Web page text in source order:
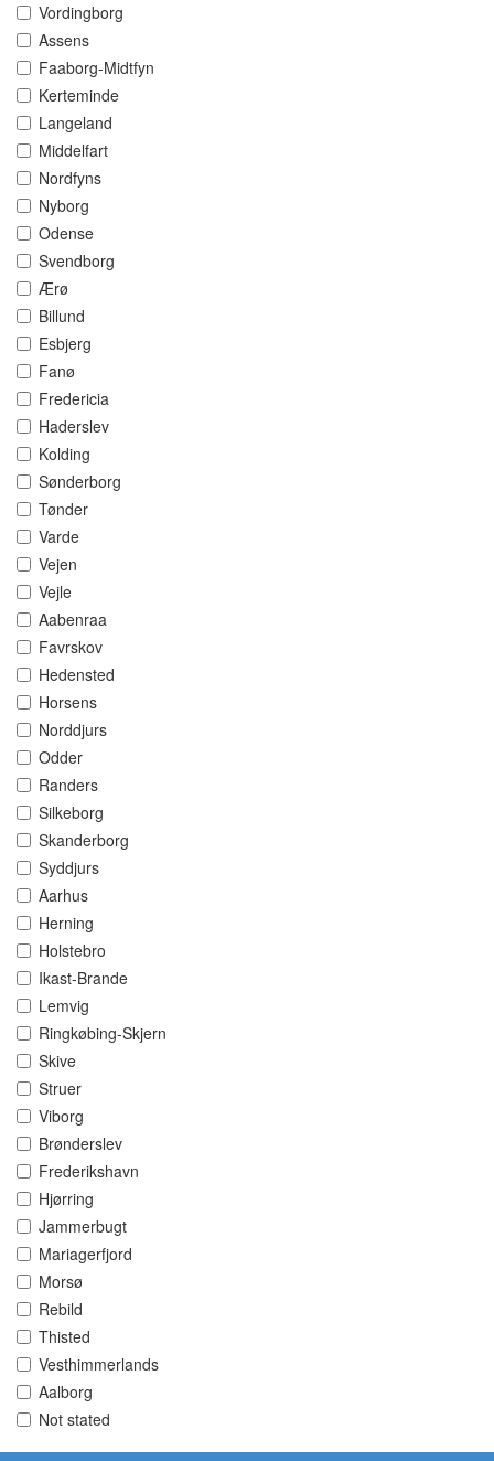
Vordingborg
Assens
Faaborg-Midtfyn
Kerteminde
Langeland
Middelfart
Nordfyns
Nyborg
Odense
Svendborg
Ærø
Billund
Esbjerg
Fanø
Fredericia
Haderslev
Kolding
Sønderborg
Tønder
Varde
Vejen
Vejle
Aabenraa
Favrskov
Hedensted
Horsens
Norddjurs
Odder
Randers
Silkeborg
Skanderborg
Syddjurs
Aarhus
Herning
Holstebro
Ikast-Brande
Lemvig
Ringkøbing-Skjern
Skive
Struer
Viborg
Brønderslev
Frederikshavn
Hjørring
Jammerbugt
Mariagerfjord
Morsø
Rebild
Thisted
Vesthimmerlands
Aalborg
Not stated